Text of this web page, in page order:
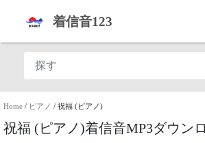
着信音123
Home / ピアノ / 祝福 (ピアノ)
祝福 (ピアノ)着信音MP3ダウン